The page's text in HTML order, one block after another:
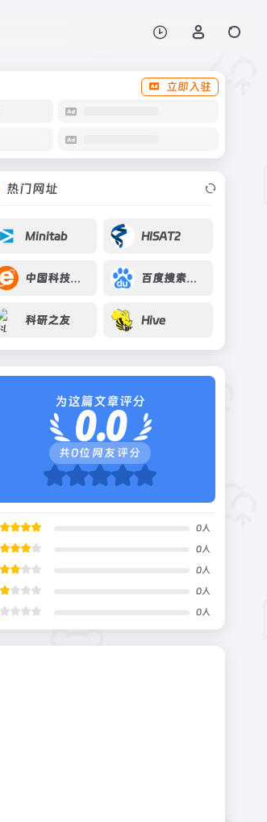
立即入驻
热门网址
Minitab HISAT2
中国科技统计网 百度搜索资源平台
科研之友 Hive
为这篇文章评分
0.0
共0位网友评分
0人
0人
0人
0人
0人